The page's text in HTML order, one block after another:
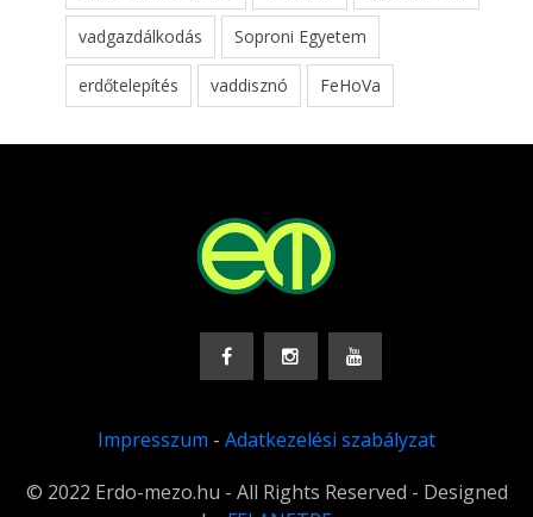
vadgazdálkodás Soproni Egyetem
erdőtelepítés vaddisznó FeHoVa
Impresszum - Adatkezelési szabályzat
© 2022 Erdo-mezo.hu - All Rights Reserved - Designed